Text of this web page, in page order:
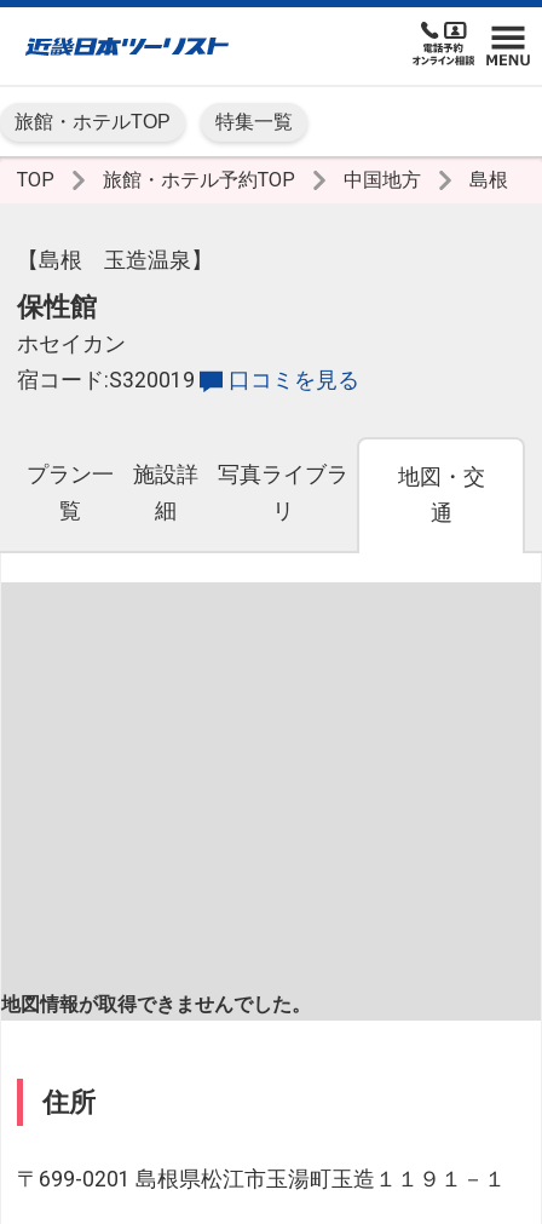
旅館・ホテルTOP 特集一覧
TOP 旅館・ホテル予約TOP 中国地方 島根
【島根 玉造温泉】
保性館
ホセイカン
宿コード:S320019
口コミを見る
プラン一
覧
施設詳
細
写真ライブラ
リ
地図・交
通
地図情報が取得できませんでした。
住所
〒699-0201 島根県松江市玉湯町玉造１１９１－１